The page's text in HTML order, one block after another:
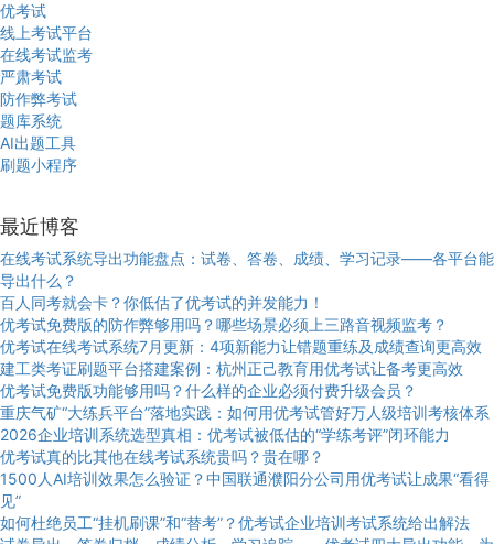
优考试
线上考试平台
在线考试监考
严肃考试
防作弊考试
题库系统
AI出题工具
刷题小程序
最近博客
在线考试系统导出功能盘点：试卷、答卷、成绩、学习记录——各平台能
导出什么？
百人同考就会卡？你低估了优考试的并发能力！
优考试免费版的防作弊够用吗？哪些场景必须上三路音视频监考？
优考试在线考试系统7月更新：4项新能力让错题重练及成绩查询更高效
建工类考证刷题平台搭建案例：杭州正己教育用优考试让备考更高效
优考试免费版功能够用吗？什么样的企业必须付费升级会员？
重庆气矿“大练兵平台”落地实践：如何用优考试管好万人级培训考核体系
2026企业培训系统选型真相：优考试被低估的“学练考评”闭环能力
优考试真的比其他在线考试系统贵吗？贵在哪？
1500人AI培训效果怎么验证？中国联通濮阳分公司用优考试让成果“看得
见”
如何杜绝员工“挂机刷课”和“替考”？优考试企业培训考试系统给出解法